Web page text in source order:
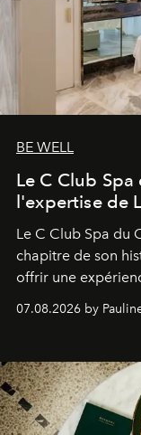
BE WELL
Le C Club
l'expertise de
Le C Club Spa du
chapitre de son
offrir une
expertise se
07.08.2026 by